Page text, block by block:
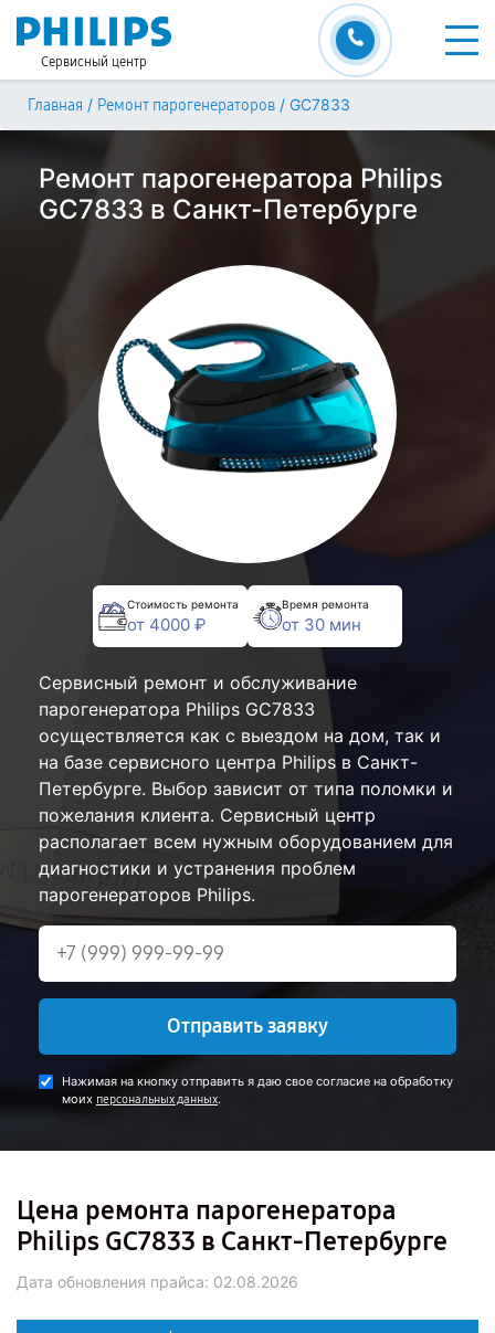
Сервисный центр
Главная / Ремонт парогенераторов / GC7833
Ремонт парогенератора Philips
GC7833 в Санкт-Петербурге
Стоимость ремонта
от 4000 ₽
Время ремонта
от 30 мин
Сервисный ремонт и обслуживание
парогенератора Philips GC7833
осуществляется как с выездом на дом, так и
на базе сервисного центра Philips в Санкт-
Петербурге. Выбор зависит от типа поломки и
пожелания клиента. Сервисный центр
располагает всем нужным оборудованием для
диагностики и устранения проблем
парогенераторов Philips.
Отправить заявку
Нажимая на кнопку отправить я даю свое согласие на обработку
моих персональных данных.
Цена ремонта парогенератора
Philips GC7833 в Санкт-Петербурге
Дата обновления прайса: 02.08.2026